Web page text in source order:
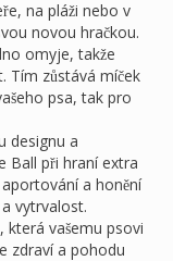
na pláži nebo v
novou hračkou.
omyje, takže
Tím zůstává míček
psa, tak pro
designu a
Ball při hraní extra
a honění
vytrvalost.
která vašemu psovi
zdraví a pohodu